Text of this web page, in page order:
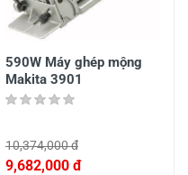
590W Máy ghép mộng
Makita 3901
10,374,000 đ
9,682,000 đ